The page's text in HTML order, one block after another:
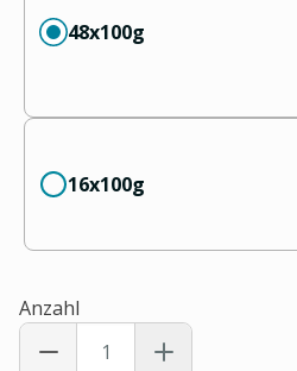
48x100g
16x100g
Anzahl